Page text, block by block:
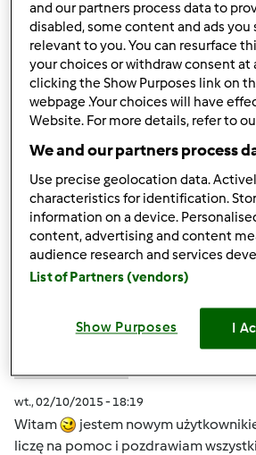
Cześć, dzień dobry!
___________________________
Varicosocks
Góra strony
Zalogujlub
Anonim
(niezweryfikowany)
wt., 02/10/2015 - 18:19
Witam
jestem nowym
liczę na pomoc i pozdrawiam
and our partners process data to
disabled, some content and ads you
relevant to you. You can resurface
your choices or withdraw consent at
clicking the Show Purposes link on
webpage .Your choices will have
Website. For more details, refer to
We and our partners process
Use precise geolocation data.
characteristics for identification.
information on a device.
content, advertising and content
audience research and services
List of Partners (vendors)
Show Purposes I